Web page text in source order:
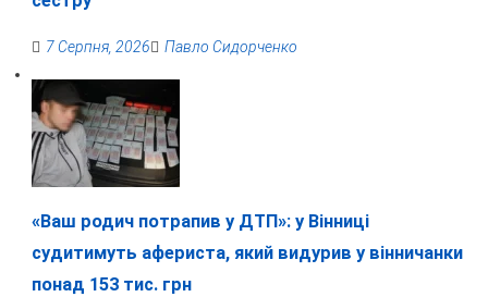
7 Серпня, 2026 Павло Сидорченко
«Ваш родич потрапив у ДТП»: у Вінниці
судитимуть афериста, який видурив у вінничанки
понад 153 тис. грн